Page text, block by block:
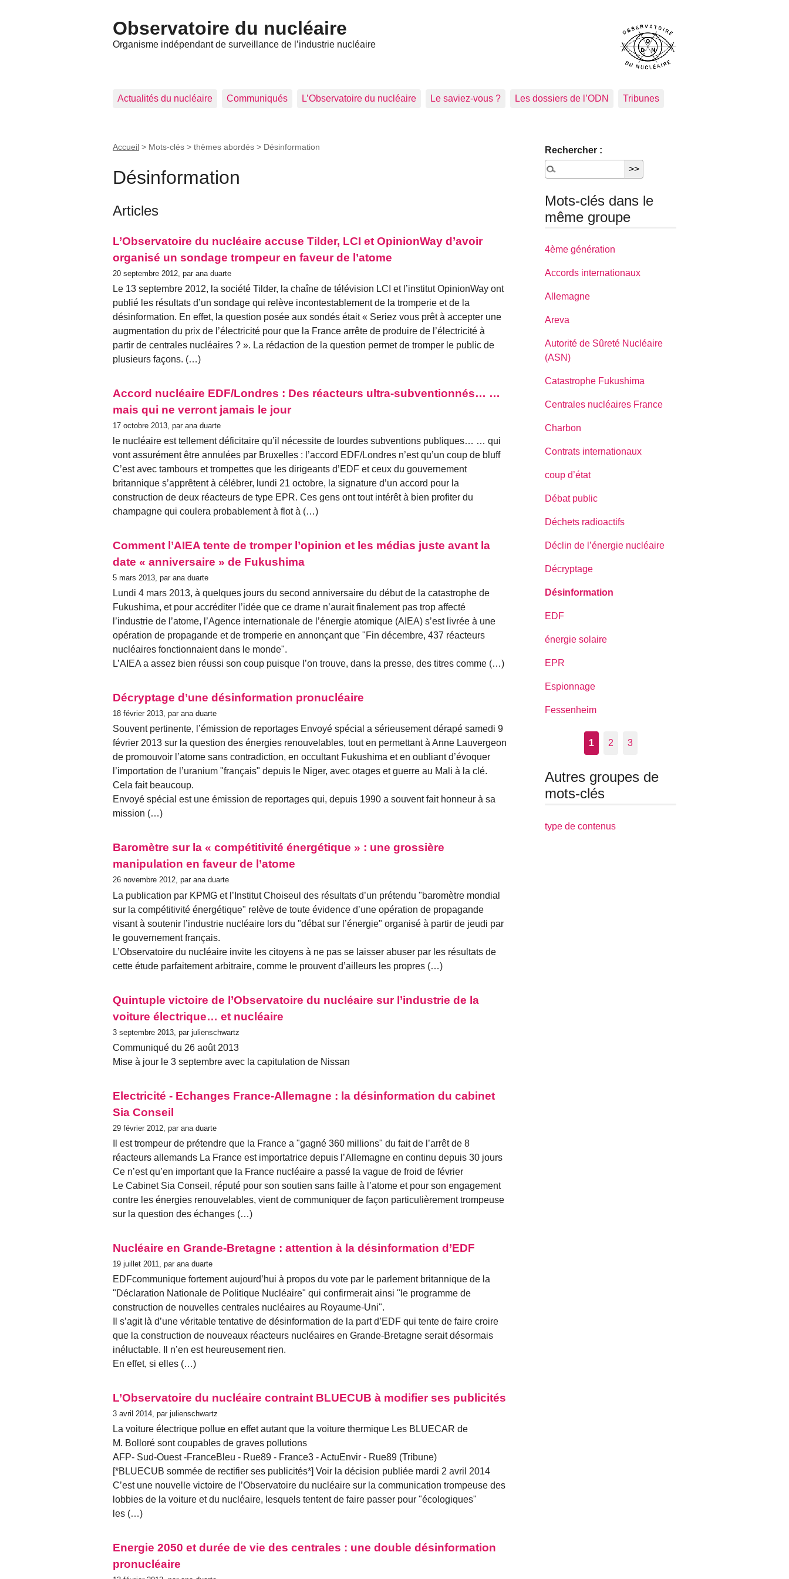
Observatoire du nucléaire
Organisme indépendant de surveillance de l’industrie nucléaire
Actualités du nucléaire Communiqués L’Observatoire du nucléaire Le saviez-vous ? Les dossiers de l’ODN Tribunes
Accueil > Mots-clés > thèmes abordés > Désinformation
Désinformation
Articles
L’Observatoire du nucléaire accuse Tilder, LCI et OpinionWay d’avoir
organisé un sondage trompeur en faveur de l’atome
20 septembre 2012, par ana duarte
Le 13 septembre 2012, la société Tilder, la chaîne de télévision LCI et l’institut OpinionWay ont
publié les résultats d’un sondage qui relève incontestablement de la tromperie et de la
désinformation. En effet, la question posée aux sondés était « Seriez vous prêt à accepter une
augmentation du prix de l’électricité pour que la France arrête de produire de l’électricité à
partir de centrales nucléaires ? ». La rédaction de la question permet de tromper le public de
plusieurs façons. (…)
Accord nucléaire EDF/Londres : Des réacteurs ultra-subventionnés… …
mais qui ne verront jamais le jour
17 octobre 2013, par ana duarte
le nucléaire est tellement déficitaire qu’il nécessite de lourdes subventions publiques… … qui
vont assurément être annulées par Bruxelles : l’accord EDF/Londres n’est qu’un coup de bluff
C’est avec tambours et trompettes que les dirigeants d’EDF et ceux du gouvernement
britannique s’apprêtent à célébrer, lundi 21 octobre, la signature d’un accord pour la
construction de deux réacteurs de type EPR. Ces gens ont tout intérêt à bien profiter du
champagne qui coulera probablement à flot à (…)
Comment l’AIEA tente de tromper l’opinion et les médias juste avant la
date « anniversaire » de Fukushima
5 mars 2013, par ana duarte
Lundi 4 mars 2013, à quelques jours du second anniversaire du début de la catastrophe de
Fukushima, et pour accréditer l’idée que ce drame n’aurait finalement pas trop affecté
l’industrie de l’atome, l’Agence internationale de l’énergie atomique (AIEA) s’est livrée à une
opération de propagande et de tromperie en annonçant que "Fin décembre, 437 réacteurs
nucléaires fonctionnaient dans le monde".
L’AIEA a assez bien réussi son coup puisque l’on trouve, dans la presse, des titres comme (…)
Décryptage d’une désinformation pronucléaire
18 février 2013, par ana duarte
Souvent pertinente, l’émission de reportages Envoyé spécial a sérieusement dérapé samedi 9
février 2013 sur la question des énergies renouvelables, tout en permettant à Anne Lauvergeon
de promouvoir l’atome sans contradiction, en occultant Fukushima et en oubliant d’évoquer
l’importation de l’uranium "français" depuis le Niger, avec otages et guerre au Mali à la clé.
Cela fait beaucoup.
Envoyé spécial est une émission de reportages qui, depuis 1990 a souvent fait honneur à sa
mission (…)
Baromètre sur la « compétitivité énergétique » : une grossière
manipulation en faveur de l’atome
26 novembre 2012, par ana duarte
La publication par KPMG et l’Institut Choiseul des résultats d’un prétendu "baromètre mondial
sur la compétitivité énergétique" relève de toute évidence d’une opération de propagande
visant à soutenir l’industrie nucléaire lors du "débat sur l’énergie" organisé à partir de jeudi par
le gouvernement français.
L’Observatoire du nucléaire invite les citoyens à ne pas se laisser abuser par les résultats de
cette étude parfaitement arbitraire, comme le prouvent d’ailleurs les propres (…)
Quintuple victoire de l’Observatoire du nucléaire sur l’industrie de la
voiture électrique… et nucléaire
3 septembre 2013, par julienschwartz
Communiqué du 26 août 2013
Mise à jour le 3 septembre avec la capitulation de Nissan
Electricité - Echanges France-Allemagne : la désinformation du cabinet
Sia Conseil
29 février 2012, par ana duarte
Il est trompeur de prétendre que la France a "gagné 360 millions" du fait de l’arrêt de 8
réacteurs allemands La France est importatrice depuis l’Allemagne en continu depuis 30 jours
Ce n’est qu’en important que la France nucléaire a passé la vague de froid de février
Le Cabinet Sia Conseil, réputé pour son soutien sans faille à l’atome et pour son engagement
contre les énergies renouvelables, vient de communiquer de façon particulièrement trompeuse
sur la question des échanges (…)
Nucléaire en Grande-Bretagne : attention à la désinformation d’EDF
19 juillet 2011, par ana duarte
EDFcommunique fortement aujourd’hui à propos du vote par le parlement britannique de la
"Déclaration Nationale de Politique Nucléaire" qui confirmerait ainsi "le programme de
construction de nouvelles centrales nucléaires au Royaume-Uni".
Il s’agit là d’une véritable tentative de désinformation de la part d’EDF qui tente de faire croire
que la construction de nouveaux réacteurs nucléaires en Grande-Bretagne serait désormais
inéluctable. Il n’en est heureusement rien.
En effet, si elles (…)
L’Observatoire du nucléaire contraint BLUECUB à modifier ses publicités
3 avril 2014, par julienschwartz
La voiture électrique pollue en effet autant que la voiture thermique Les BLUECAR de
M. Bolloré sont coupables de graves pollutions
AFP- Sud-Ouest -FranceBleu - Rue89 - France3 - ActuEnvir - Rue89 (Tribune)
[*BLUECUB sommée de rectifier ses publicités*] Voir la décision publiée mardi 2 avril 2014
C’est une nouvelle victoire de l’Observatoire du nucléaire sur la communication trompeuse des
lobbies de la voiture et du nucléaire, lesquels tentent de faire passer pour "écologiques"
les (…)
Energie 2050 et durée de vie des centrales : une double désinformation
pronucléaire
Rechercher :
Mots-clés dans le
même groupe
4ème génération
Accords internationaux
Allemagne
Areva
Autorité de Sûreté Nucléaire
(ASN)
Catastrophe Fukushima
Centrales nucléaires France
Charbon
Contrats internationaux
coup d’état
Débat public
Déchets radioactifs
Déclin de l’énergie nucléaire
Décryptage
Désinformation
EDF
énergie solaire
EPR
Espionnage
Fessenheim
1 2 3
Autres groupes de
mots-clés
type de contenus